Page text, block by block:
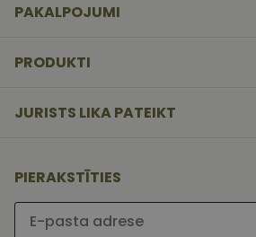
PAKALPOJUMI
PRODUKTI
JURISTS LIKA PATEIKT
PIERAKSTĪTIES
Lūdzu ievadiet e-pasta adresi